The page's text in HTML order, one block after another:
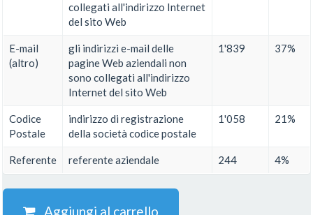
collegati all'indirizzo Internet
del sito Web
E-mail
(altro)
gli indirizzi e-mail delle
pagine Web aziendali non
sono collegati all'indirizzo
Internet del sito Web
1'839 37%
Codice
Postale
indirizzo di registrazione
della società codice postale
1'058 21%
Referente referente aziendale 244 4%
Aggiungi al carrello